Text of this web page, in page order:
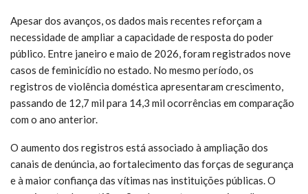
Apesar dos avanços, os dados mais recentes reforçam a
necessidade de ampliar a capacidade de resposta do poder
público. Entre janeiro e maio de 2026, foram registrados nove
casos de feminicídio no estado. No mesmo período, os
registros de violência doméstica apresentaram crescimento,
passando de 12,7 mil para 14,3 mil ocorrências em comparação
com o ano anterior.
O aumento dos registros está associado à ampliação dos
canais de denúncia, ao fortalecimento das forças de segurança
e à maior confiança das vítimas nas instituições públicas. O